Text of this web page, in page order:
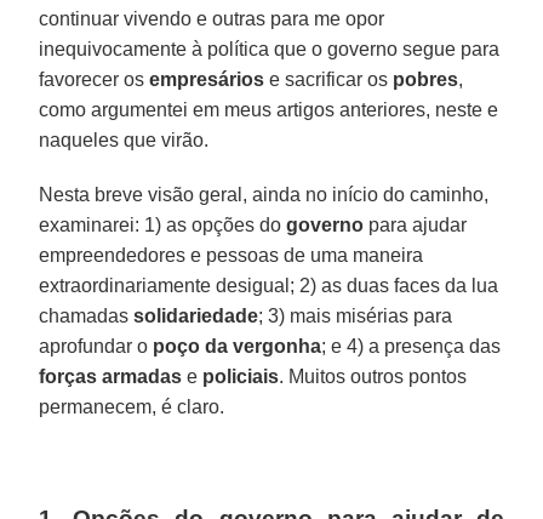
continuar vivendo e outras para me opor
inequivocamente à política que o governo segue para
favorecer osempresários e sacrificar os pobres,
como argumentei em meus artigos anteriores, neste e
naqueles que virão.
Nesta breve visão geral, ainda no início do caminho,
examinarei: 1) as opções dogoverno para ajudar
empreendedores e pessoas de uma maneira
extraordinariamente desigual; 2) as duas faces da lua
chamadassolidariedade; 3) mais misérias para
aprofundar o poço da vergonha; e 4) a presença das
forças armadas e policiais. Muitos outros pontos
permanecem, é claro.